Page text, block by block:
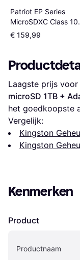
Patriot EP Series
MicroSDXC Class 10
UHS-I U3 V30 A1
100/80MB/s 1TB +SD
€ 159,99
Laagste prijs voor
microSD 1TB +
het goedkoopste
Vergelijk:
Kingston
Kingston
Kenmerken
Product
Productnaam